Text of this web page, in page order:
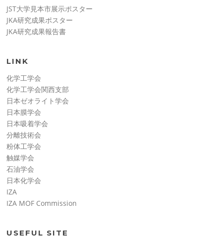
JST大学見本市展示ポスター
JKA研究成果ポスター
JKA研究成果報告書
LINK
化学工学会
化学工学会関西支部
日本ゼオライト学会
日本膜学会
日本吸着学会
分離技術会
粉体工学会
触媒学会
石油学会
日本化学会
IZA
IZA MOF Commission
USEFUL SITE